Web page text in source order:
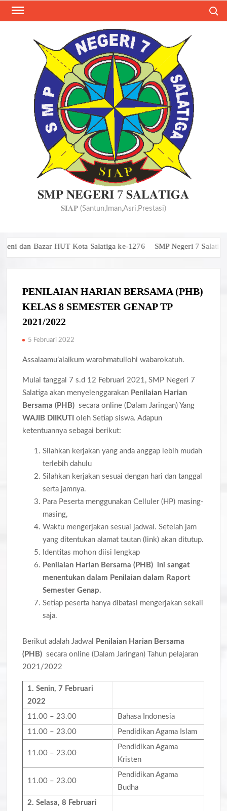
Skip
𝐒𝐌𝐏 𝐍𝐄𝐆𝐄𝐑𝐈 7 𝐒𝐀𝐋𝐀𝐓𝐈𝐆𝐀
𝐒𝐈𝐀𝐏 (Santun,Iman,Asri,Prestasi)
dan Bazar HUT Kota Salatiga ke-1276 SMP Negeri 7 Salatiga
PENILAIAN HARIAN BERSAMA (PHB)
KELAS 8 SEMESTER GENAP TP
2021/2022
5 Februari 2022
Assalaamu’alaikum warohmatullohi wabarokatuh.
Mulai tanggal 7 s.d 12 Februari 2021, SMP Negeri 7
Salatiga akan menyelenggarakan Penilaian Harian
Bersama (PHB) secara online (Dalam Jaringan) Yang
WAJIB DIIKUTI oleh Setiap siswa. Adapun
ketentuannya sebagai berikut:
Silahkan kerjakan yang anda anggap lebih mudah
terlebih dahulu
Silahkan kerjakan sesuai dengan hari dan tanggal
serta jamnya.
Para Peserta menggunakan Celluler (HP) masing-
masing,
Waktu mengerjakan sesuai jadwal. Setelah jam
yang ditentukan alamat tautan (link) akan ditutup.
Identitas mohon diisi lengkap
Penilaian Harian Bersama (PHB) ini sangat
menentukan dalam Penilaian dalam Raport
Semester Genap.
Setiap peserta hanya dibatasi mengerjakan sekali
saja.
Berikut adalah Jadwal
Penilaian Harian Bersama
(PHB) secara online (Dalam Jaringan) Tahun pelajaran
2021/2022
1. Senin, 7 Februari
2022
11.00 – 23.00
Bahasa Indonesia
11.00 – 23.00
Pendidikan Agama Islam
11.00 – 23.00
Pendidikan Agama
Kristen
11.00 – 23.00
Pendidikan Agama
Budha
2. Selasa,8 Februari